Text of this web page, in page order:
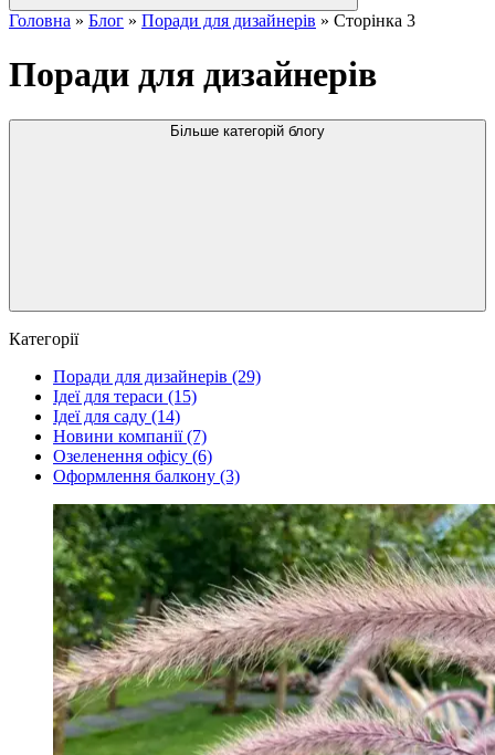
Головна » Блог » Поради для дизайнерів » Сторінка 3
Поради для дизайнерів
Більше категорій блогу
Категорії
Поради для дизайнерів (29)
Ідеї для тераси (15)
Ідеї для саду (14)
Новини компанії (7)
Озеленення офісу (6)
Оформлення балкону (3)